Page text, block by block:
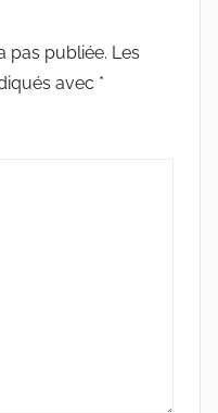
pas publiée. Les
avec *